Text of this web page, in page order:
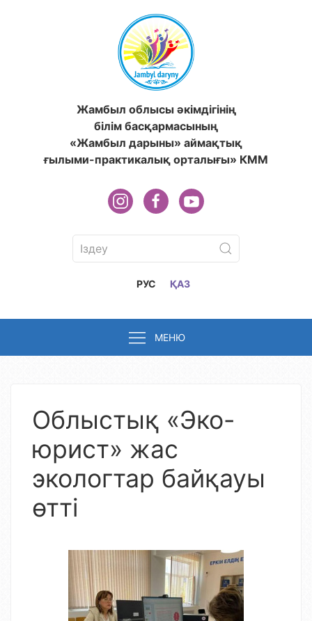
Жамбыл облысы әкімдігінің
білім басқармасының
«Жамбыл дарыны» аймақтық
ғылыми-практикалық орталығы» КММ
РУС ҚАЗ
МЕНЮ
Облыстық «Эко-
юрист» жас
экологтар байқауы
өтті